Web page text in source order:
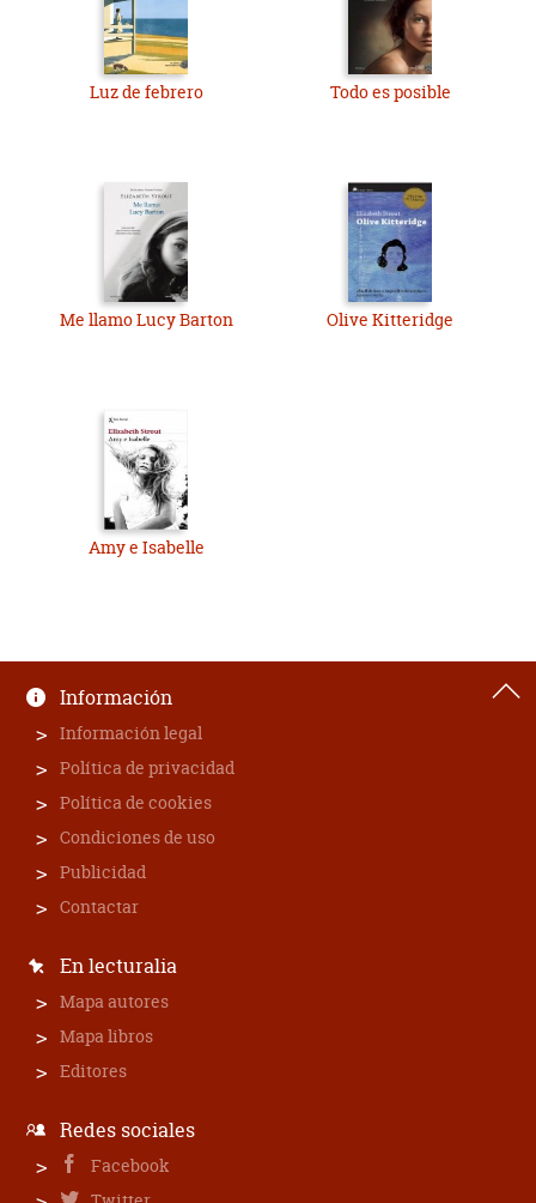
Luz de febrero Todo es posible
Me llamo Lucy Barton Olive Kitteridge
Amy e Isabelle
Información
Información legal
Política de privacidad
Política de cookies
Condiciones de uso
Publicidad
Contactar
En lecturalia
Mapa autores
Mapa libros
Editores
Redes sociales
Facebook